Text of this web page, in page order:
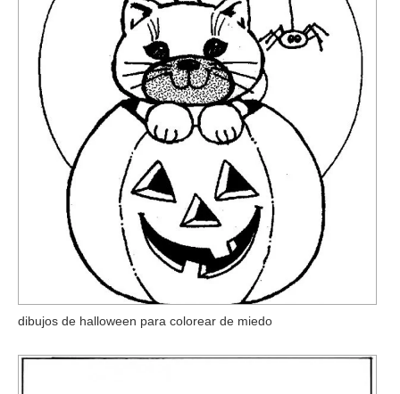
dibujos de halloween para colorear de miedo